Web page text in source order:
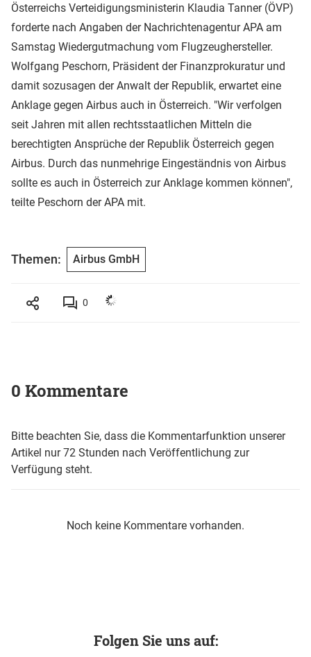
Österreichs Verteidigungsministerin Klaudia Tanner (ÖVP)
forderte nach Angaben der Nachrichtenagentur APA am
Samstag Wiedergutmachung vom Flugzeughersteller.
Wolfgang Peschorn, Präsident der Finanzprokuratur und
damit sozusagen der Anwalt der Republik, erwartet eine
Anklage gegen Airbus auch in Österreich. "Wir verfolgen
seit Jahren mit allen rechtsstaatlichen Mitteln die
berechtigten Ansprüche der Republik Österreich gegen
Airbus. Durch das nunmehrige Eingeständnis von Airbus
sollte es auch in Österreich zur Anklage kommen können",
teilte Peschorn der APA mit.
Themen: Airbus GmbH
0
0 Kommentare
Bitte beachten Sie, dass die Kommentarfunktion unserer
Artikel nur 72 Stunden nach Veröffentlichung zur
Verfügung steht.
Noch keine Kommentare vorhanden.
Folgen Sie uns auf: